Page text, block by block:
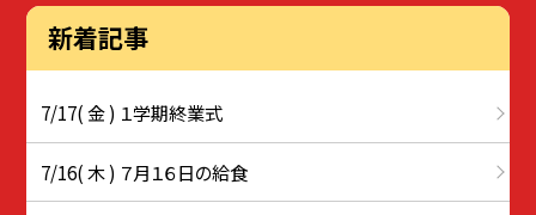
新着記事
7/17( 金 ) １学期終業式
7/16( 木 ) ７月１６日の給食